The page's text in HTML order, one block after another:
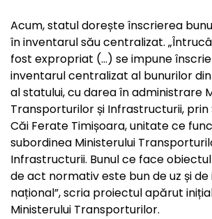
Acum, statul dorește înscrierea
în inventarul său centralizat.
fost expropriat (…) se impune
inventarul centralizat al bunurilor
al statului, cu darea în administrare
Transporturilor și Infrastructurii, prin
Căi Ferate Timișoara, unitate ce
subordinea Ministerului
Infrastructurii. Bunul ce face
de act normativ este bun de uz și
național”, scria proiectul apărut
Ministerului Transporturilor.